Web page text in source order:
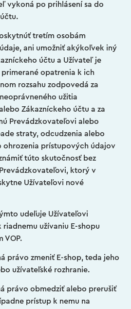
vykoná po prihlásení sa do
tretím osobám
ani umožniť akýkoľvek iný
účtu a Užívateľ je
opatrenia k ich
rozsahu zodpovedá za
užitia
Zákazníckeho účtu a za
Prevádzkovateľovi alebo
straty, odcudzenia alebo
ohrozenia prístupových údajov
túto skutočnosť bez
ktorý v
Užívateľovi nové
udeľuje Užívateľovi
užívaniu E-shopu
VOP.
právo zmeniť E-shop, teda jeho
užívateľské rozhranie.
právo obmedziť alebo prerušiť
prístup k nemu na